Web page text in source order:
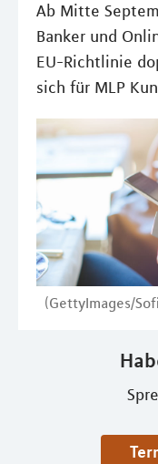
Ab Mitte
Banker und
EU-Richtlinie
sich für MLP
(GettyImages/